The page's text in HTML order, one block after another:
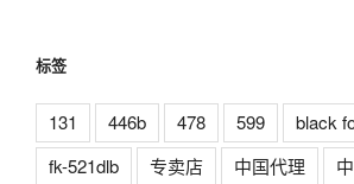
标签
131 446b 478 599 black
fk-521dlb
专卖店 中国代理